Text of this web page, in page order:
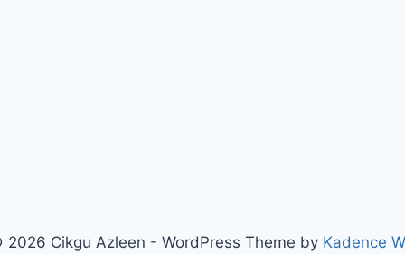
Cikgu Azleen - WordPress Theme by Kadence